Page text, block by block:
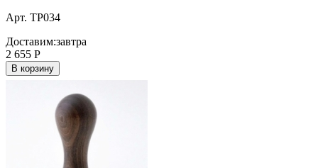
Арт. TP034
Доставим:завтра
2 655 Р
В корзину